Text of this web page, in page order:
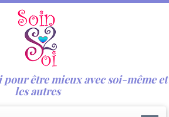
être mieux avec soi-même et
les autres